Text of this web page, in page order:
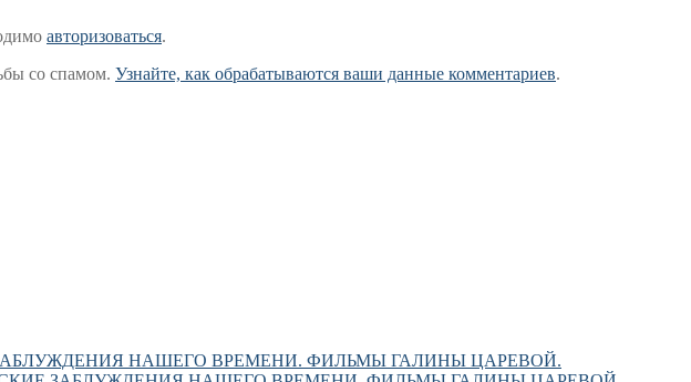
авторизоваться.
со спамом. Узнайте, как обрабатываются ваши данные комментариев.
НАШЕГО ВРЕМЕНИ. ФИЛЬМЫ ГАЛИНЫ ЦАРЕВОЙ.